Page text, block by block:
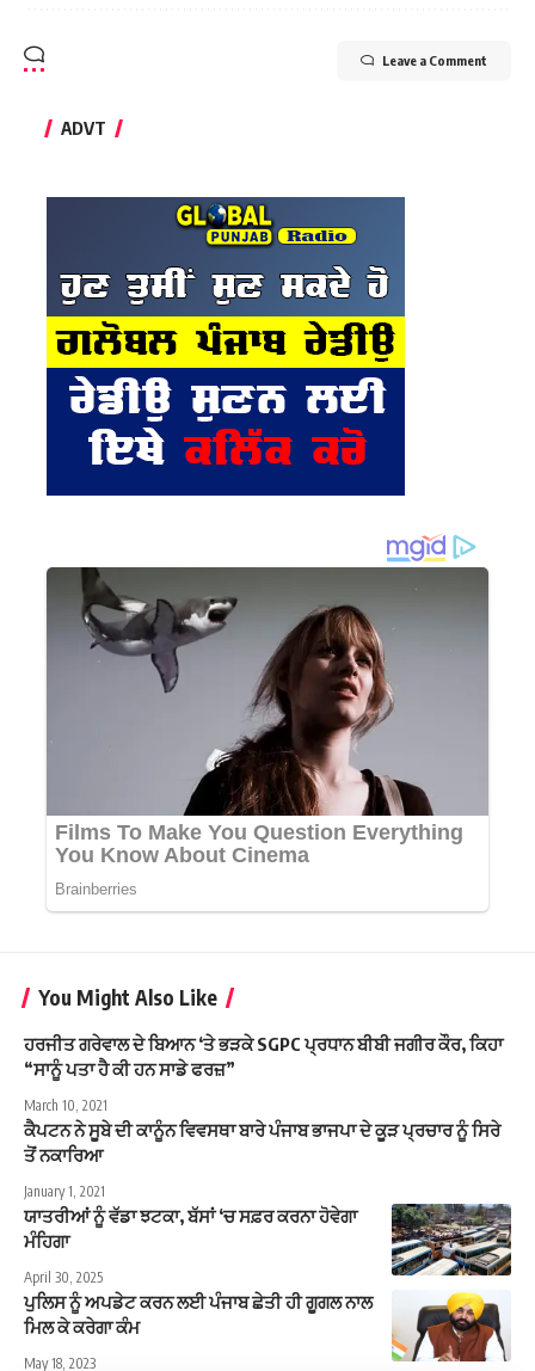
Leave a Comment
ADVT
You Might Also Like
ਹਰਜੀਤ ਗਰੇਵਾਲ ਦੇ ਬਿਆਨ ‘ਤੇ ਭੜਕੇ SGPC ਪ੍ਰਧਾਨ ਬੀਬੀ ਜਗੀਰ ਕੌਰ, ਕਿਹਾ
“ਸਾਨੂੰ ਪਤਾ ਹੈ ਕੀ ਹਨ ਸਾਡੇ ਫਰਜ਼”
March 10, 2021
ਕੈਪਟਨ ਨੇ ਸੂਬੇ ਦੀ ਕਾਨੂੰਨ ਵਿਵਸਥਾ ਬਾਰੇ ਪੰਜਾਬ ਭਾਜਪਾ ਦੇ ਕੂੜ ਪ੍ਰਚਾਰ ਨੂੰ ਸਿਰੇ
ਤੋਂ ਨਕਾਰਿਆ
January 1, 2021
ਯਾਤਰੀਆਂ ਨੂੰ ਵੱਡਾ ਝਟਕਾ, ਬੱਸਾਂ ‘ਚ ਸਫ਼ਰ ਕਰਨਾ ਹੋਵੇਗਾ
ਮੰਹਿਗਾ
April 30, 2025
ਪੁਲਿਸ ਨੂੰ ਅਪਡੇਟ ਕਰਨ ਲਈ ਪੰਜਾਬ ਛੇਤੀ ਹੀ ਗੂਗਲ ਨਾਲ
ਮਿਲ ਕੇ ਕਰੇਗਾ ਕੰਮ
May 18, 2023